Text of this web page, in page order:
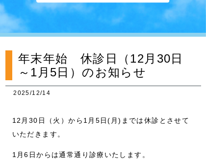
年末年始 休診日（12月30日
～1月5日）のお知らせ
2025/12/14
12月30日（火）から1月5日(月)までは休診とさせて
いただきます。
1月6日からは通常通り診療いたします。